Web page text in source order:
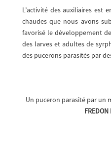
L’activité des auxiliaires est
chaudes que nous avons
favorisé le développement
des larves et adultes de
des pucerons parasités par
Un puceron parasité par un